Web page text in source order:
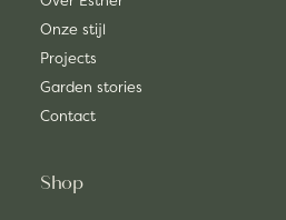
Onze stijl
Projects
Garden stories
Contact
Shop